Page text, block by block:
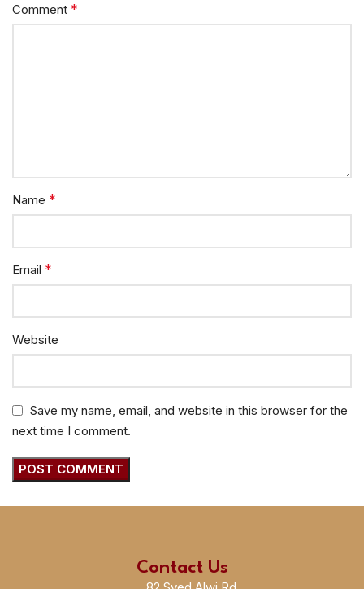
Comment *
Name *
Email *
Website
Save my name, email, and website in this browser for the
next time I comment.
Contact Us